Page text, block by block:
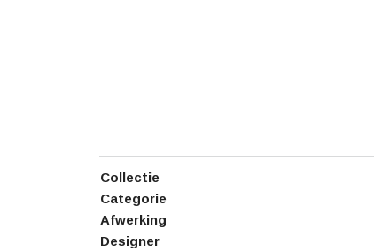
Collectie
Categorie
Afwerking
Designer